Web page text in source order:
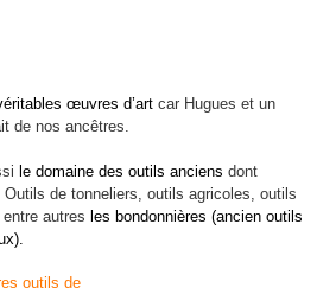
œuvres d’art car Hugues et un
de nos ancêtres.
le domaine des outils anciens dont
de tonneliers, outils agricoles, outils
autres les bondonnières (ancien outils